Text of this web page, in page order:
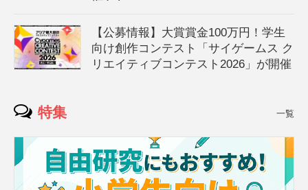
【公募情報】大賞賞金100万円！学生
向け創作コンテスト「サイゲームス ク
リエイティブコンテスト2026」が開催
特集 一覧